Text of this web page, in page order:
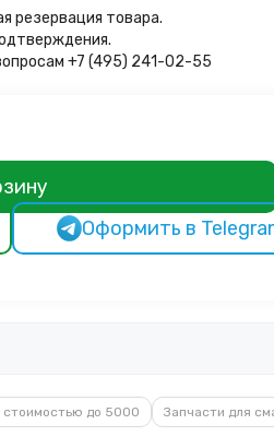
резервация товара.
+7 (495) 241-02-55
Оформить в
стоимостью до 5000
Запчасти для